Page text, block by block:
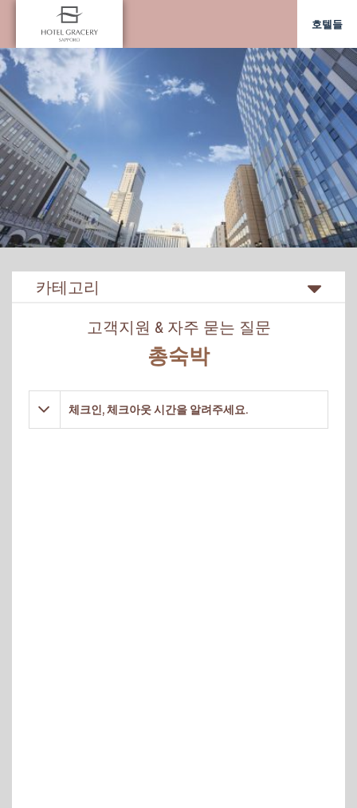
호텔들
카테고리
고객지원 & 자주 묻는 질문
총숙박
체크인, 체크아웃 시간을 알려주세요.